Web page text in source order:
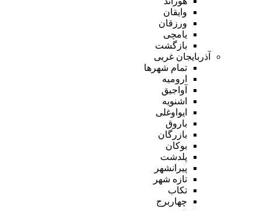
وایقان
ورزقان
یامچی
بازگشت
آذربایجان غربی
تمام شهر‌ها
ارومیه
آواجیق
اشنویه
ایواوغلی
باروق
بازرگان
بوکان
پلدشت
پیرانشهر
تازه شهر
تکاب
چهاربرج